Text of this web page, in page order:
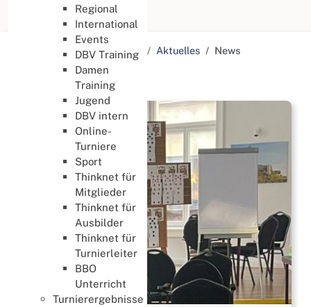
Regional
International
Events
DBV Training
Damen
Training
Jugend
DBV intern
Online-
Turniere
Sport
Thinknet für
Mitglieder
Thinknet für
Ausbilder
Thinknet für
Turnierleiter
BBO
Unterricht
Turnierergebnisse
Aktuelle Seite: Startseite Aktuelles News